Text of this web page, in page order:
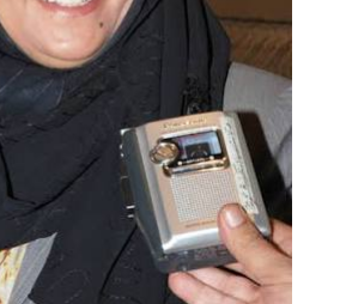
نقل عفش الكويت 50636444 فك وتركيب ايكيا محلي ...
الثلاثاء 03 سبتمبر 2024 07:06 م